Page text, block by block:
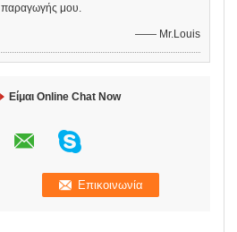
παραγωγής μου.
—— Mr.Louis
Είμαι Online Chat Now